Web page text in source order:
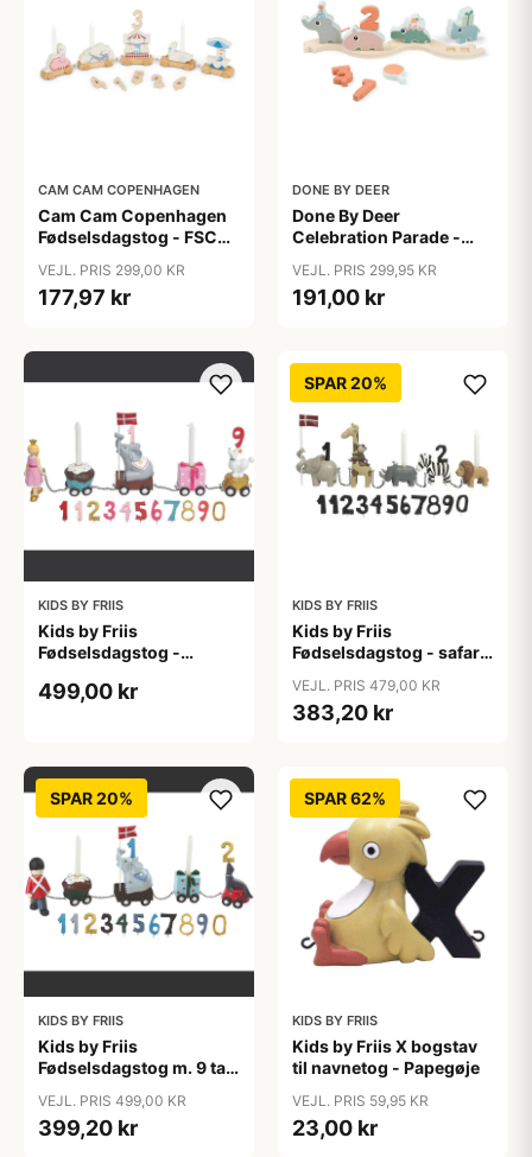
CAM CAM COPENHAGEN
Cam Cam Copenhagen
Fødselsdagstog - FSC
VEJL. PRIS 299,00 KR
177,97 kr
DONE BY DEER
Done By Deer
Celebration Parade -
VEJL. PRIS 299,95 KR
191,00 kr
KIDS BY FRIIS
Kids by Friis
Fødselsdagstog -
499,00 kr
SPAR 20%
KIDS BY FRIIS
Kids by Friis
Fødselsdagstog - safari
VEJL. PRIS 479,00 KR
383,20 kr
SPAR 20%
KIDS BY FRIIS
Kids by Friis
Fødselsdagstog m. 9 tal
VEJL. PRIS 499,00 KR
399,20 kr
SPAR 62%
KIDS BY FRIIS
Kids by Friis X bogstav
til navnetog - Papegøje
VEJL. PRIS 59,95 KR
23,00 kr